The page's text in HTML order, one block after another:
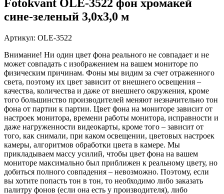
Fotokvant OLE-3522 фон хромакей
сине-зеленый 3,0x3,0 м
Артикул: OLE-3522
Внимание! Ни один цвет фона реального не совпадает и не
может совпадать с изображением на вашем мониторе по
физическим причинам. Фоны мы видим за счет отраженного
света, поэтому их цвет зависит от внешнего освещения –
качества, количества и даже от внешнего окружения, кроме
того большинство производителей меняют незначительно тон
фона от партии к партии. Цвет фона на мониторе зависит от
настроек монитора, времени работы монитора, исправности и
даже нагруженности видеокарты, кроме того – зависит от
того, как снимали, при каком освещении, цветовых настроек
камеры, алгоритмов обработки цвета в камере. Мы
прикладываем массу усилий, чтобы цвет фона на вашем
мониторе максимально был приближен к реальному цвету, но
добиться полного совпадения – невозможно. Поэтому, если
вы хотите попасть тон в тон, то необходимо либо заказать
палитру фонов (если она есть у производителя), либо